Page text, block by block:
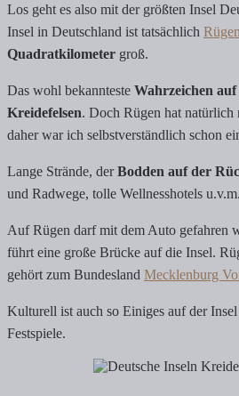
Los geht es also mit der größten Insel
Insel in Deutschland ist tatsächlich Rügen
Quadratkilometer groß.
Das wohl bekannteste Wahrzeichen
Kreidefelsen. Doch Rügen hat natürlich
daher war ich selbstverständlich schon
Lange Strände, derBodden auf der
und Radwege, tolle Wellnesshotels u.v.m.
Auf Rügen darf mit dem Auto gefahren
führt eine große Brücke auf die Insel.
gehört zum Bundesland Mecklenburg
Kulturell ist auch so Einiges auf der
Festspiele.